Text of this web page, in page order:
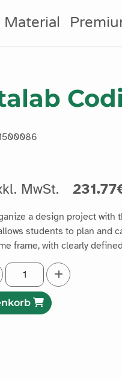
Material
MwSt.
a design project with
students to plan and
frame, with clearly